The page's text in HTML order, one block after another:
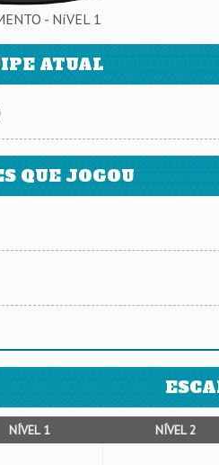
- NíVEL 1
ATUAL
QUE JOGOU
NÍVEL 1 NÍVEL 2